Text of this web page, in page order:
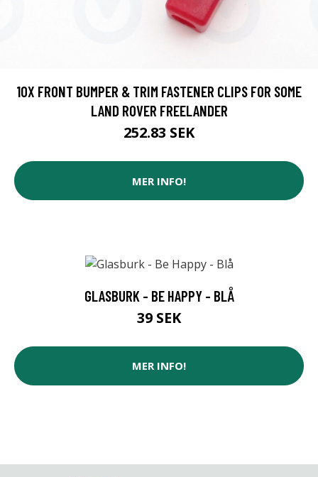
10X FRONT BUMPER & TRIM FASTENER CLIPS FOR SOME
LAND ROVER FREELANDER
252.83 SEK
MER INFO!
GLASBURK - BE HAPPY - BLÅ
39 SEK
MER INFO!